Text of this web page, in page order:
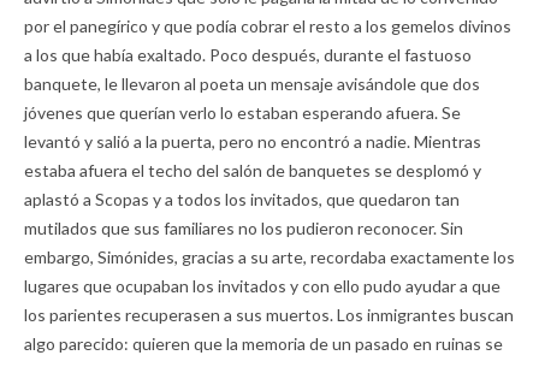
por el panegírico y que podía cobrar el resto a los gemelos divinos
a los que había exaltado. Poco después, durante el fastuoso
banquete, le llevaron al poeta un mensaje avisándole que dos
jóvenes que querían verlo lo estaban esperando afuera. Se
levantó y salió a la puerta, pero no encontró a nadie. Mientras
estaba afuera el techo del salón de banquetes se desplomó y
aplastó a Scopas y a todos los invitados, que quedaron tan
mutilados que sus familiares no los pudieron reconocer. Sin
embargo, Simónides, gracias a su arte, recordaba exactamente los
lugares que ocupaban los invitados y con ello pudo ayudar a que
los parientes recuperasen a sus muertos. Los inmigrantes buscan
algo parecido: quieren que la memoria de un pasado en ruinas se